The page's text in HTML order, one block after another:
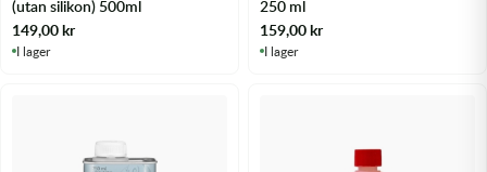
(utan silikon) 500ml
149,00kr
I lager
250 ml
159,00kr
I lager